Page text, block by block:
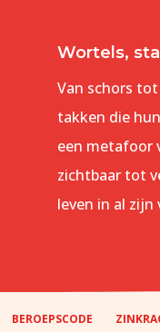
Wortels,
Van schors
takken die
een metafoor
zichtbaar tot
leven in al zijn
BEROEPSCODE